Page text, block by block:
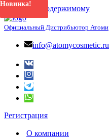
Перейти к содержимому
Официальный Дистрибьютор Атоми
info@atomycosmetic.ru
Регистрация
О компании
Новинка!
Новинка!
Новинка!
Новинка!
Новинка!
Новинка!
Новинка!